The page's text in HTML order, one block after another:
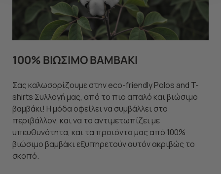
μέλλον. Εάν επιθυμείτε να μάθετε περισσότερα
σχετικά με τα cookies, επισκεφθείτε οποιαδήποτε στιγμή
τη σελίδα
Πολιτική cookies (link).
100% ΒΙΩΣΙΜΟ ΒΑΜΒΑΚΙ
Σας καλωσορίζουμε στην eco-friendly Polos and T-
shirts Συλλογή μας, από το πιο απαλό και βιώσιμο
βαμβάκι! Η μόδα οφείλει να συμβάλλει στο
περιβάλλον, και να το αντιμετωπίζει με
υπευθυνότητα, και τα προιόντα μας από 100%
βιώσιμο βαμβάκι εξυπηρετούν αυτόν ακριβώς το
σκοπό.